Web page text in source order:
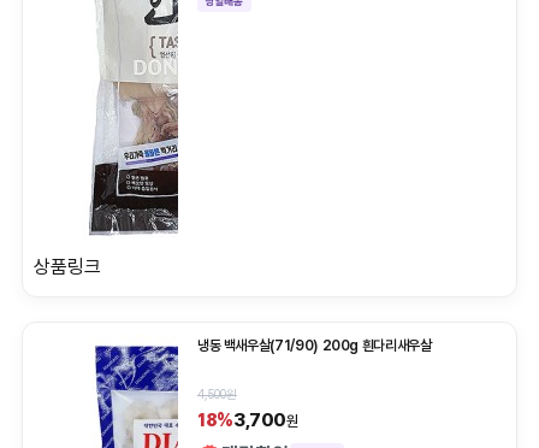
상품링크
냉동 백새우살(71/90) 200g 흰다리새우살
4,500원
18%3,700원